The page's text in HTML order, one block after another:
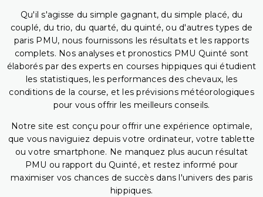
Qu'il s'agisse du simple gagnant, du simple placé, du
couplé, du trio, du quarté, du quinté, ou d'autres types de
paris PMU, nous fournissons les résultats et les rapports
complets. Nos analyses et pronostics PMU Quinté sont
élaborés par des experts en courses hippiques qui étudient
les statistiques, les performances des chevaux, les
conditions de la course, et les prévisions météorologiques
pour vous offrir les meilleurs conseils.
Notre site est conçu pour offrir une expérience optimale,
que vous naviguiez depuis votre ordinateur, votre tablette
ou votre smartphone. Ne manquez plus aucun résultat
PMU ou rapport du Quinté, et restez informé pour
maximiser vos chances de succès dans l'univers des paris
hippiques.